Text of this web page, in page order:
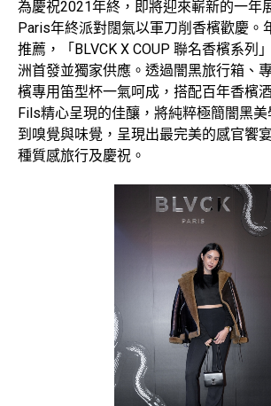
為慶祝2021年終，即將迎來嶄新的一年
Paris年終派對闊氣以軍刀削香檳歡慶。
推薦，「BLVCK X COUP 聯名香檳系列
洲首發並獨家供應。透過闇黑旅行箱、
檳專用笛型杯一氣呵成，搭配百年香檳
Fils精心呈現的佳釀，將純粹極簡闇黑
到嗅覺與味覺，呈現出最完美的感官饗
種質感旅行及慶祝。